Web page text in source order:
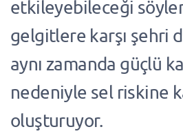
etkileyebileceği
gelgitlere karşı şehri
aynı zamanda güçlü
nedeniyle sel riskine
oluşturuyor.